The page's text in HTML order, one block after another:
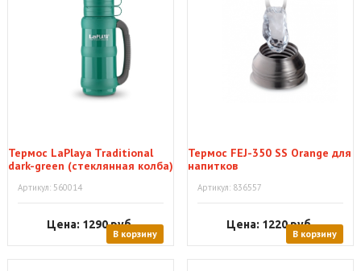
Термос LaPlaya Traditional
dark-green (стеклянная колба)
Артикул: 560014
Цена: 1290руб.
В корзину
Термос FEJ-350 SS Orange для
напитков
Артикул: 836557
Цена: 1220руб.
В корзину